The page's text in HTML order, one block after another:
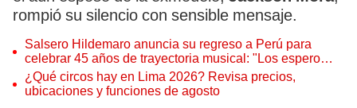
rompió su silencio con sensible mensaje.
Salsero Hildemaro anuncia su regreso a Perú para
celebrar 45 años de trayectoria musical: "Los espero
para cantar con todos ustedes”
¿Qué circos hay en Lima 2026? Revisa precios,
ubicaciones y funciones de agosto